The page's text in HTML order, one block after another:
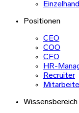
Positionen
CEO
COO
CFO
HR-
Recruiter
Wissensbereich